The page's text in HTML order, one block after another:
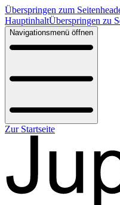
Überspringen zum
HauptinhaltÜberspringen zu
Navigationsmenü öffnen
Zur Startseite